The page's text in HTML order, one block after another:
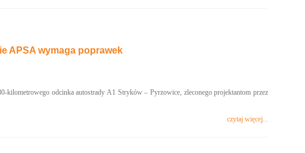
APSA wymaga poprawek
kilometrowego odcinka autostrady A1 Stryków – Pyrzowice, zleconego projektantom przez
czytaj więcej...